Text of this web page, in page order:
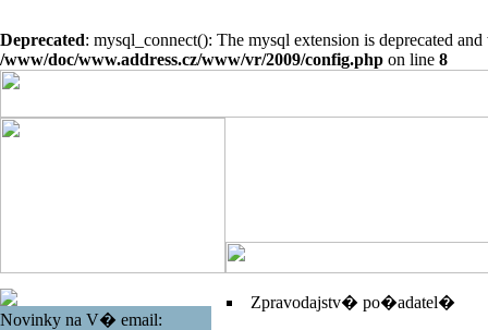
Deprecated: mysql_connect(): The mysql extension is deprecated
/www/doc/www.address.cz/www/vr/2009/config.php on line 8
Novinky na V� email:
Zpravodajstv� po�adatel�